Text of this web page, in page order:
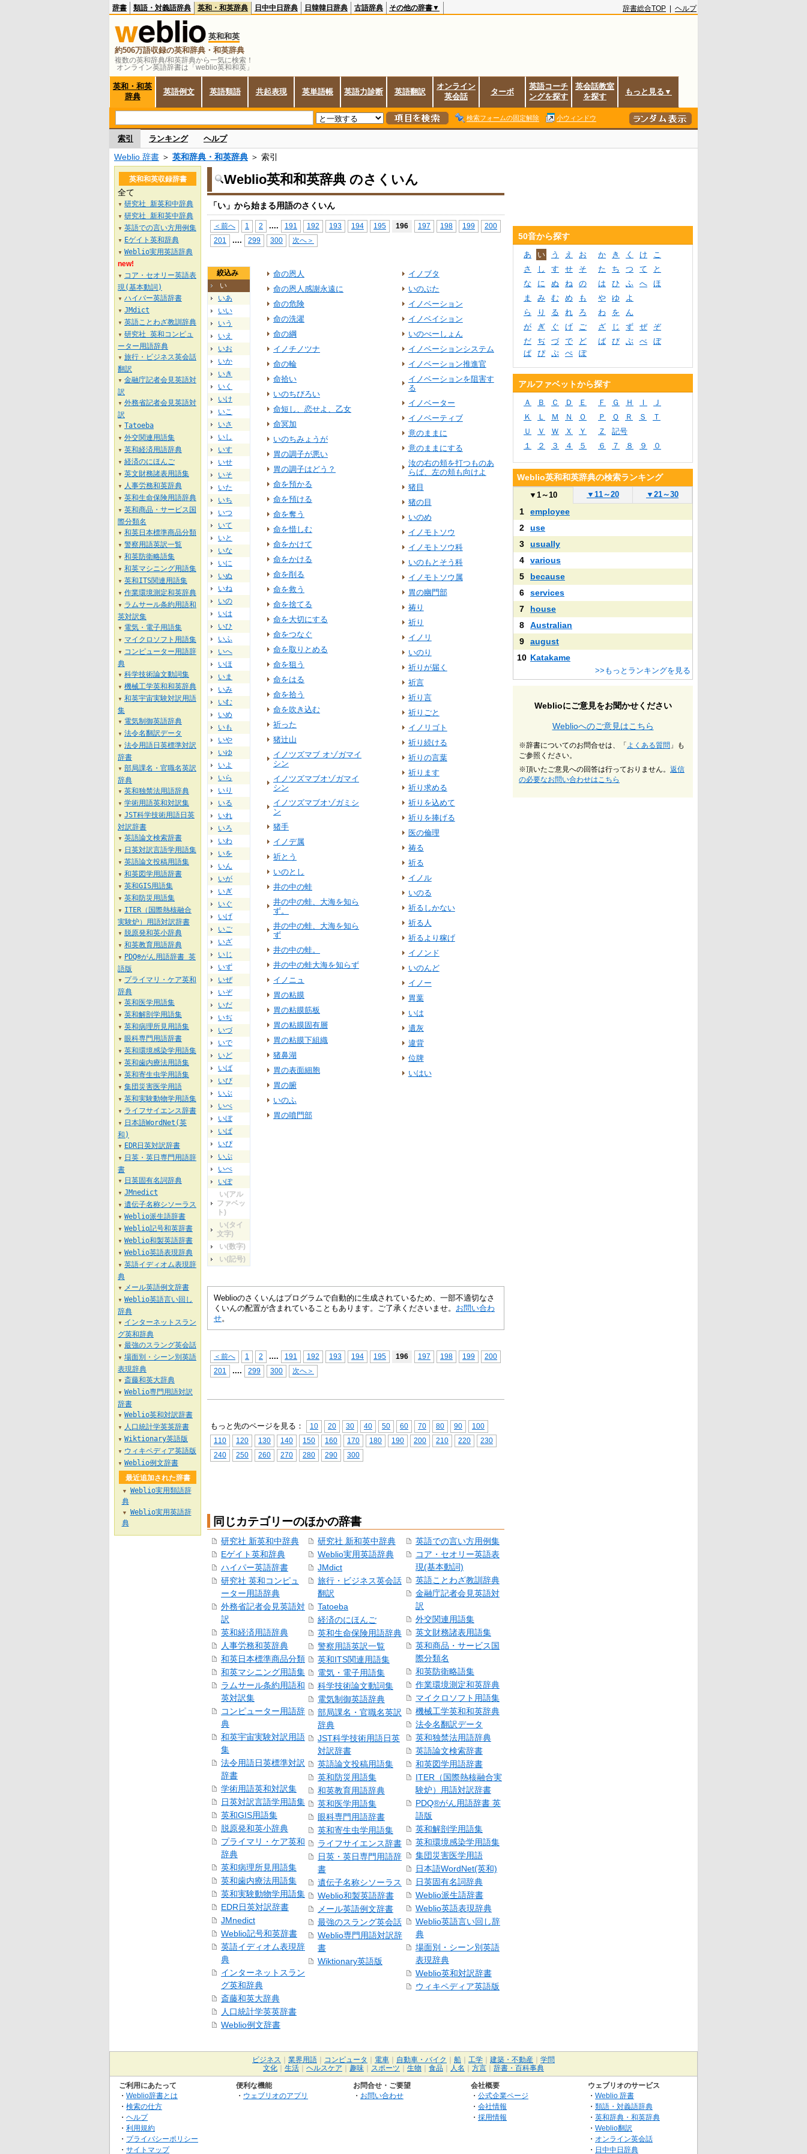
複数の英和辞典/和英辞典から一気に検索！
オンライン英語辞書は「weblio英和和英」
辞書 類語・対義語辞典 英和・和英辞典 日中中日辞典 日韓韓日辞典 古語辞典 その他の辞書▼ 辞書総合TOP ヘルプ
英和和英
約506万語収録の英和辞典・和英辞典
英和・和英
辞典
英語例文 英語類語 共起表現 英単語帳 英語力診断 英語翻訳
オンライン
英会話
ターボ
英語コーチ
ングを探す
英会話教室
を探す
もっと見る▼
検索フォームの固定解除 小ウィンドウ
索引 ランキング ヘルプ
Weblio 辞書 ＞ 英和辞典・和英辞典 ＞ 索引
Weblio英和和英辞典 のさくいん
「い」から始まる用語のさくいん
＜前へ 1 2 .... 191 192 193 194 195 196 197 198 199
200
201
.... 299 300 次へ＞
絞込み
い
いあ
いい
いう
いえ
いお
いか
いき
いく
いけ
いこ
いさ
いし
いす
いせ
いそ
いた
いち
いつ
いて
いと
いな
いに
いぬ
いね
いの
いは
いひ
いふ
いへ
いほ
いま
いみ
いむ
いめ
いも
いや
いゆ
いよ
いら
いり
いる
いれ
いろ
いわ
いを
いん
いが
いぎ
いぐ
いげ
いご
いざ
いじ
いず
いぜ
いぞ
いだ
いぢ
いづ
いで
いど
いば
いび
いぶ
いべ
いぼ
いぱ
いぴ
いぷ
いぺ
いぽ
い(アル
ファベッ
ト)
い(タイ
文字)
い(数字)
い(記号)
命の恩人
命の恩人感謝永遠に
命の危険
命の洗濯
命の綱
イノチノツナ
命の輪
命拾い
いのちびろい
命短し、恋せよ、乙女
命冥加
いのちみょうが
胃の調子が悪い
胃の調子はどう？
命を預かる
命を預ける
命を奪う
命を惜しむ
命をかけて
命をかける
命を削る
命を救う
命を捨てる
命を大切にする
命をつなぐ
命を取りとめる
命を狙う
命をはる
命を拾う
命を吹き込む
祈った
猪辻山
イノツズマブ オゾガマイ
シン
イノツズマブオゾガマイ
シン
イノツズマブオゾガミシ
ン
猪手
イノデ属
祈とう
いのとし
井の中の蛙
井の中の蛙、大海を知ら
ず。
井の中の蛙、大海を知ら
ず
井の中の蛙。
井の中の蛙大海を知らず
イノニュ
胃の粘膜
胃の粘膜筋板
胃の粘膜固有層
胃の粘膜下組織
猪鼻湖
胃の表面細胞
胃の腑
いのふ
胃の噴門部
イノブタ
いのぶた
イノベーション
イノベイション
いのべーしょん
イノベーションシステム
イノベーション推進官
イノベーションを阻害す
る
イノベーター
イノベーティブ
意のままに
意のままにする
汝の右の頬を打つものあ
らば、左の頬も向けよ
猪目
猪の目
いのめ
イノモトソウ
イノモトソウ科
いのもとそう科
イノモトソウ属
胃の幽門部
祷り
祈り
イノリ
いのり
祈りが届く
祈言
祈り言
祈りごと
イノリゴト
祈り続ける
祈りの言葉
祈ります
祈り求める
祈りを込めて
祈りを捧げる
医の倫理
祷る
祈る
イノル
いのる
祈るしかない
祈る人
祈るより稼げ
イノンド
いのんど
イノー
胃葉
いは
遺灰
違背
位牌
いはい
Weblioのさくいんはプログラムで自動的に生成されているため、一部不適切なさ
くいんの配置が含まれていることもあります。ご了承くださいませ。 お問い合わ
せ。
＜前へ 1 2 .... 191 192 193 194 195 196 197 198 199
200
201
.... 299 300 次へ＞
もっと先のページを見る： 10 20 30 40 50 60 70 80 90
100
110
120 130 140 150 160 170 180 190 200 210 220
230
240
250 260 270 280 290 300
同じカテゴリーのほかの辞書
研究社 新英和中辞典
Eゲイト英和辞典
ハイパー英語辞書
研究社 英和コンピュ
ーター用語辞典
外務省記者会見英語対
訳
英和経済用語辞典
人事労務和英辞典
和英日本標準商品分類
和英マシニング用語集
ラムサール条約用語和
英対訳集
コンピューター用語辞
典
和英宇宙実験対訳用語
集
法令用語日英標準対訳
辞書
学術用語英和対訳集
日英対訳言語学用語集
英和GIS用語集
脱原発和英小辞典
プライマリ・ケア英和
辞典
英和病理所見用語集
英和歯内療法用語集
英和実験動物学用語集
EDR日英対訳辞書
JMnedict
Weblio記号和英辞書
英語イディオム表現辞
典
インターネットスラン
グ英和辞典
斎藤和英大辞典
人口統計学英英辞書
Weblio例文辞書
研究社 新和英中辞典
Weblio実用英語辞典
JMdict
旅行・ビジネス英会話
翻訳
Tatoeba
経済のにほんご
英和生命保険用語辞典
警察用語英訳一覧
英和ITS関連用語集
電気・電子用語集
科学技術論文動詞集
電気制御英語辞典
部局課名・官職名英訳
辞典
JST科学技術用語日英
対訳辞書
英語論文投稿用語集
英和防災用語集
和英教育用語辞典
英和医学用語集
眼科専門用語辞書
英和寄生虫学用語集
ライフサイエンス辞書
日英・英日専門用語辞
書
遺伝子名称シソーラス
Weblio和製英語辞書
メール英語例文辞書
最強のスラング英会話
Weblio専門用語対訳辞
書
Wiktionary英語版
英語での言い方用例集
コア・セオリー英語表
現(基本動詞)
英語ことわざ教訓辞典
金融庁記者会見英語対
訳
外交関連用語集
英文財務諸表用語集
英和商品・サービス国
際分類名
和英防衛略語集
作業環境測定和英辞典
マイクロソフト用語集
機械工学英和和英辞典
法令名翻訳データ
英和独禁法用語辞典
英語論文検索辞書
和英図学用語辞書
ITER（国際熱核融合実
験炉）用語対訳辞書
PDQ®がん用語辞書 英
語版
英和解剖学用語集
英和環境感染学用語集
集団災害医学用語
日本語WordNet(英和)
日英固有名詞辞典
Weblio派生語辞書
Weblio英語表現辞典
Weblio英語言い回し辞
典
場面別・シーン別英語
表現辞典
Weblio英和対訳辞書
ウィキペディア英語版
英和和英収録辞書
全て
▼ 研究社 新英和中辞典
▼ 研究社 新和英中辞典
▼ 英語での言い方用例集
▼ Eゲイト英和辞典
▼ Weblio実用英語辞典
new!
▼
コア・セオリー英語表
現(基本動詞)
▼ ハイパー英語辞書
▼ JMdict
▼ 英語ことわざ教訓辞典
▼ 研究社 英和コンピュ
ーター用語辞典
▼ 旅行・ビジネス英会話
翻訳
▼ 金融庁記者会見英語対
訳
▼ 外務省記者会見英語対
訳
▼ Tatoeba
▼ 外交関連用語集
▼ 英和経済用語辞典
▼ 経済のにほんご
▼ 英文財務諸表用語集
▼ 人事労務和英辞典
▼ 英和生命保険用語辞典
▼ 英和商品・サービス国
際分類名
▼ 和英日本標準商品分類
▼ 警察用語英訳一覧
▼ 和英防衛略語集
▼ 和英マシニング用語集
▼ 英和ITS関連用語集
▼ 作業環境測定和英辞典
▼
ラムサール条約用語和
英対訳集
▼ 電気・電子用語集
▼ マイクロソフト用語集
▼
コンピューター用語辞
典
▼ 科学技術論文動詞集
▼ 機械工学英和和英辞典
▼ 和英宇宙実験対訳用語
集
▼ 電気制御英語辞典
▼ 法令名翻訳データ
▼ 法令用語日英標準対訳
辞書
▼ 部局課名・官職名英訳
辞典
▼ 英和独禁法用語辞典
▼ 学術用語英和対訳集
▼ JST科学技術用語日英
対訳辞書
▼ 英語論文検索辞書
▼ 日英対訳言語学用語集
▼ 英語論文投稿用語集
▼ 和英図学用語辞書
▼ 英和GIS用語集
▼ 英和防災用語集
▼
ITER（国際熱核融合
実験炉）用語対訳辞書
▼ 脱原発和英小辞典
▼ 和英教育用語辞典
▼
PDQ®がん用語辞書 英
語版
▼
プライマリ・ケア英和
辞典
▼ 英和医学用語集
▼ 英和解剖学用語集
▼ 英和病理所見用語集
▼ 眼科専門用語辞書
▼ 英和環境感染学用語集
▼ 英和歯内療法用語集
▼ 英和寄生虫学用語集
▼ 集団災害医学用語
▼ 英和実験動物学用語集
▼ ライフサイエンス辞書
▼
日本語WordNet(英
和)
▼ EDR日英対訳辞書
▼
日英・英日専門用語辞
書
▼ 日英固有名詞辞典
▼ JMnedict
▼ 遺伝子名称シソーラス
▼ Weblio派生語辞書
▼ Weblio記号和英辞書
▼ Weblio和製英語辞書
▼ Weblio英語表現辞典
▼ 英語イディオム表現辞
典
▼ メール英語例文辞書
▼ Weblio英語言い回し
辞典
▼
インターネットスラン
グ英和辞典
▼ 最強のスラング英会話
▼ 場面別・シーン別英語
表現辞典
▼ 斎藤和英大辞典
▼ Weblio専門用語対訳
辞書
▼ Weblio英和対訳辞書
▼ 人口統計学英英辞書
▼ Wiktionary英語版
▼ ウィキペディア英語版
▼ Weblio例文辞書
最近追加された辞書
▼
Weblio実用類語辞
典
▼
Weblio実用英語辞
典
50音から探す
あ い う え お か き く け
こ
さ
し す せ そ た ち つ て
と
な
に ぬ ね の は ひ ふ へ
ほ
ま
み む め も や ゆ
よ
ら
り る れ ろ わ を
ん
が
ぎ ぐ げ ご ざ じ ず ぜ
ぞ
だ
ぢ づ で ど ば び ぶ べ
ぼ
ぱ
ぴ ぷ ぺ ぽ
アルファベットから探す
Ａ Ｂ Ｃ Ｄ Ｅ Ｆ Ｇ Ｈ Ｉ
Ｊ
Ｋ
Ｌ Ｍ Ｎ Ｏ Ｐ Ｑ Ｒ Ｓ
Ｔ
Ｕ
Ｖ Ｗ Ｘ Ｙ Ｚ
記号
１
２ ３ ４ ５ ６ ７ ８ ９ ０
Weblio英和和英辞典の検索ランキング
▼ 1～10 ▼ 11～20 ▼ 21～30
1
employee
2
use
3
usually
4
various
5
because
6
services
7
house
8
Australian
9
august
10 Katakame
>>もっとランキングを見る
Weblioにご意見をお聞かせください
Weblioへのご意見はこちら
※辞書についてのお問合せは、「 よくある質問 」も
ご参照ください。
※頂いたご意見への回答は行っておりません。 返信
の必要なお問い合わせはこちら
ビジネス 業界用語 コンピュータ 電車 自動車・バイク 船 工学 建築・不動産
学問
文化
生活 ヘルスケア 趣味 スポーツ 生物 食品 人名 方言 辞書・百科事典
ご利用にあたって
・ Weblio辞書とは
・ 検索の仕方
・ ヘルプ
・ 利用規約
・ プライバシーポリシー
・ サイトマップ
便利な機能
・ ウェブリオのアプリ
お問合せ・ご要望
・ お問い合わせ
会社概要
・ 公式企業ページ
・ 会社情報
・ 採用情報
ウェブリオのサービス
・ Weblio 辞書
・ 類語・対義語辞典
・ 英和辞典・和英辞典
・ Weblio翻訳
・ オンライン英会話
・ 日中中日辞典